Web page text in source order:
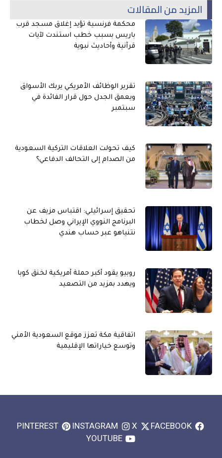
المزيد من المقالات
محكمة فرنسية تؤيد إغلاق مسجد قرب
باريس بسبب خطب استندت لآيات
قرآنية وأحاديث نبوية
تقرير الوظائف الأمريكي يربك الأسواق
ويعمق الجدل حول قرار الفائدة في
سبتمبر
كيف تحولت العلاقات التركية السعودية
من الصدام إلى التحالف الدفاعي؟
تحقيق إسرائيلي: اقتباس مزيف عن
البرنامج النووي الإيراني وصل لخطاب
نتنياهو عبر حساب هندي
روبيو يقود أكبر حملة أمريكية لخنق كوبا
ويهدد بمزيد من التصعيد
اتفاقية مكة تعزز موقع السعودية الأمني
وتوسع خياراتها الإقليمية
FACEBOOK
X
INSTAGRAM
PINTEREST
YOUTUBE